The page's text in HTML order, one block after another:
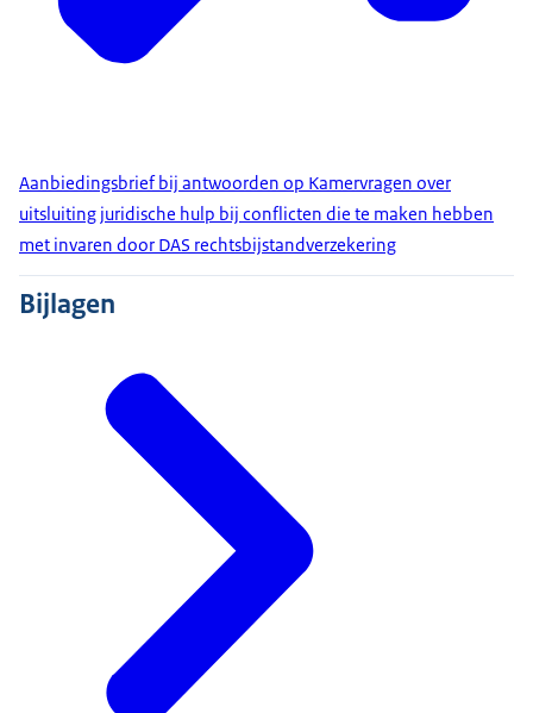
Aanbiedingsbrief bij antwoorden op Kamervragen over
uitsluiting juridische hulp bij conflicten die te maken hebben
met invaren door DAS rechtsbijstandverzekering
Bijlagen